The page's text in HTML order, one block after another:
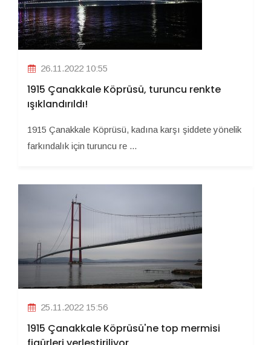
26.11.2022 10:55
1915 Çanakkale Köprüsü, turuncu renkte
ışıklandırıldı!
1915 Çanakkale Köprüsü, kadına karşı şiddete yönelik
farkındalık için turuncu re ...
25.11.2022 15:56
1915 Çanakkale Köprüsü'ne top mermisi